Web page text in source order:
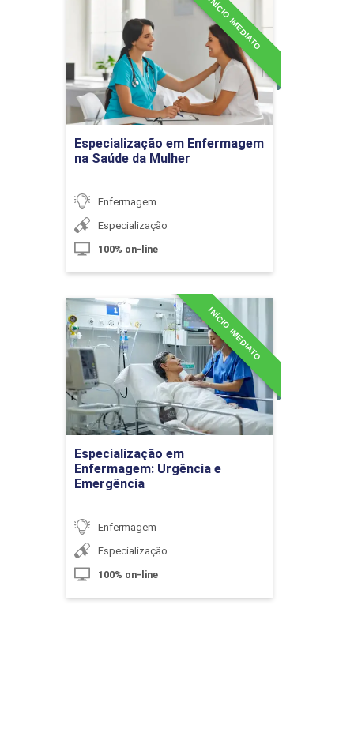
Sistematização da Assistência de
Enfermagem
Sistematização da Assistência de
Enfermagem
10h
O Processo de Enfermagem na
Atenção Básica à Saúde
Especialização em Enfermagem
na Saúde da Mulher
INÍCIO IMEDIATO
Enfermagem
Especialização
100% on-line
Especialização em
Enfermagem na Saúde da
Mulher
Detalhes do curso
Especialização em
Enfermagem: Urgência e
Emergência
INÍCIO IMEDIATO
Enfermagem
Especialização
100% on-line
Especialização em
Enfermagem: Urgência e
Emergência
Detalhes do curso